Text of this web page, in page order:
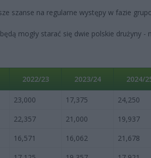
szanse na regularne występy w fazie
mogły starać się dwie polskie drużyny -
2022/23 2023/24 2024/
23,000 17,375 24,250
22,357 21,000 19,937
16,571 16,062 21,678